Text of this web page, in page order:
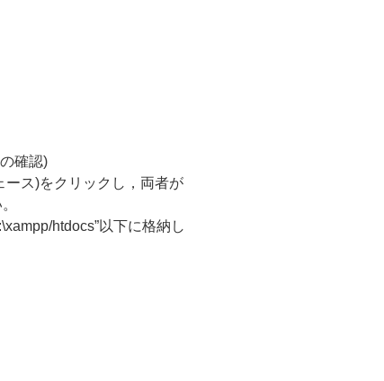
確認)
ース)をクリックし，両者が
htdocs”以下に格納し